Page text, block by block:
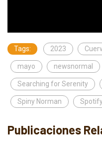
Tags: 2023
mayo newsnormal
Searching for Serenity
Spiny Norman
Publicaciones